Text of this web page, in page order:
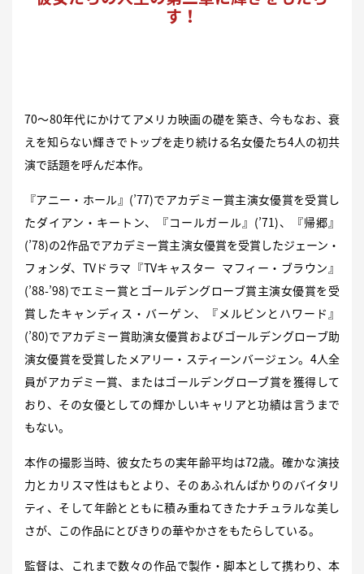
す！
70～80年代にかけてアメリカ映画の礎を築き、今もなお、衰
えを知らない輝きでトップを走り続ける名女優たち4人の初共
演で話題を呼んだ本作。
『アニー・ホール』(’77)でアカデミー賞主演女優賞を受賞し
たダイアン・キートン、『コールガール』(’71)、『帰郷』
(’78)の2作品でアカデミー賞主演女優賞を受賞したジェーン・
フォンダ、TVドラマ『TVキャスター マフィー・ブラウン』
(’88-’98)でエミー賞とゴールデングローブ賞主演女優賞を受
賞したキャンディス・バーゲン、『メルビンとハワード』
(’80)でアカデミー賞助演女優賞およびゴールデングローブ助
演女優賞を受賞したメアリー・スティーンバージェン。4人全
員がアカデミー賞、またはゴールデングローブ賞を獲得して
おり、その女優としての輝かしいキャリアと功績は言うまで
もない。
本作の撮影当時、彼女たちの実年齢平均は72歳。確かな演技
力とカリスマ性はもとより、そのあふれんばかりのバイタリ
ティ、そして年齢とともに積み重ねてきたナチュラルな美し
さが、この作品にとびきりの華やかさをもたらしている。
監督は、これまで数々の作品で製作・脚本として携わり、本